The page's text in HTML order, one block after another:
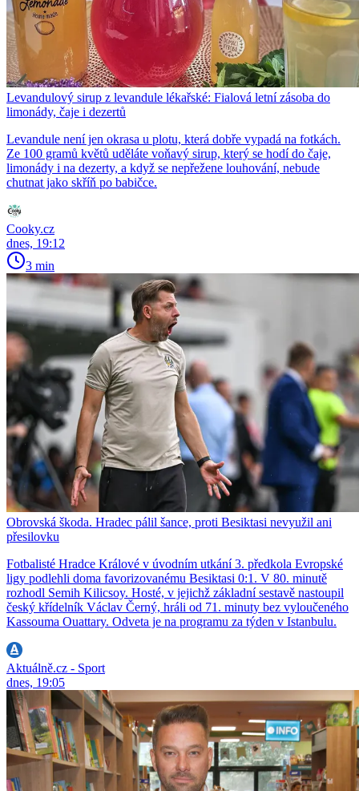
Levandulový sirup z levandule lékařské: Fialová letní zásoba do
limonády, čaje i dezertů
Levandule není jen okrasa u plotu, která dobře vypadá na fotkách.
Ze 100 gramů květů uděláte voňavý sirup, který se hodí do čaje,
limonády i na dezerty, a když se nepřežene louhování, nebude
chutnat jako skříň po babičce.
Cooky.cz
dnes, 19:12
3 min
Obrovská škoda. Hradec pálil šance, proti Besiktasi nevyužil ani
přesilovku
Fotbalisté Hradce Králové v úvodním utkání 3. předkola Evropské
ligy podlehli doma favorizovanému Besiktasi 0:1. V 80. minutě
rozhodl Semih Kilicsoy. Hosté, v jejichž základní sestavě nastoupil
český křídelník Václav Černý, hráli od 71. minuty bez vyloučeného
Kassouma Ouattary. Odveta je na programu za týden v Istanbulu.
Aktuálně.cz - Sport
dnes, 19:05